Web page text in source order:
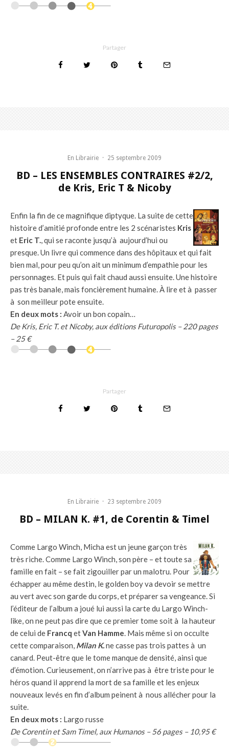
Partager
En Librairie · 25 septembre 2009
BD – LES ENSEMBLES CONTRAIRES #2/2,
de Kris, Eric T & Nicoby
Enfin la fin de ce magnifique diptyque. La suite de cette
histoire d’amitié profonde entre les 2 scénaristes Kris
et Eric T., qui se raconte jusqu’à aujourd’hui ou
presque. Un livre qui commence dans des hôpitaux et qui fait
bien mal, pour peu qu’on ait un minimum d’empathie pour les
personnages. Et puis qui fait chaud aussi ensuite. Une histoire
pas très banale, mais foncièrement humaine. À lire et à passer
à son meilleur pote ensuite.
En deux mots : Avoir un bon copain…
De Kris, Eric T. et Nicoby, aux éditions Futuropolis – 220 pages
– 25 €
Partager
En Librairie · 23 septembre 2009
BD – MILAN K. #1, de Corentin & Timel
Comme Largo Winch, Micha est un jeune garçon très
très riche. Comme Largo Winch, son père – et toute sa
famille en fait – se fait zigouiller par un malotru. Pour
échapper au même destin, le golden boy va devoir se mettre
au vert avec son garde du corps, et préparer sa vengeance. Si
l’éditeur de l’album a joué lui aussi la carte du Largo Winch-
like, on ne peut pas dire que ce premier tome soit à la hauteur
de celui de Francq etVan Hamme. Mais même si on occulte
cette comparaison, Milan K.ne casse pas trois pattes à un
canard. Peut-être que le tome manque de densité, ainsi que
d’émotion. Curieusement, on n’arrive pas à être triste pour le
héros quand il apprend la mort de sa famille et les enjeux
nouveaux levés en fin d’album peinent à nous allécher pour la
suite.
En deux mots : Largo russe
De Corentin et Sam Timel, aux Humanos – 56 pages – 10,95 €